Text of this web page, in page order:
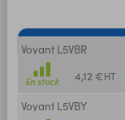
Voyant L5VBR
En stock 4,12 €HT
Voyant L5VBY